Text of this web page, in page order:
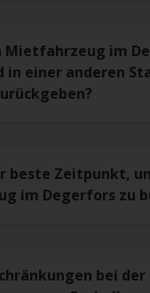
Mietfahrzeug im
in einer anderen
beste Zeitpunkt,
im Degerfors zu
bei